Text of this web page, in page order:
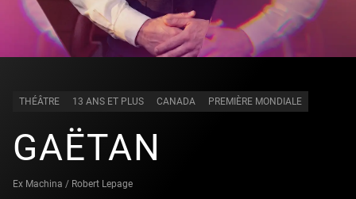
THÉÂTRE 13 ANS ET PLUS CANADA PREMIÈRE MONDIALE
GAËTAN
Ex Machina / Robert Lepage